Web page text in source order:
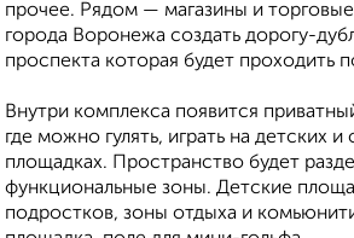
прочее. Рядом — магазины и
города Воронежа создать дорогу-
проспекта которая будет проходить
Внутри комплекса появится
где можно гулять, играть на детских
площадках. Пространство будет
функциональные зоны. Детские
подростков, зоны отдыха и